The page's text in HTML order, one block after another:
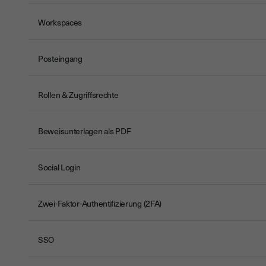
Workspaces
Posteingang
Rollen & Zugriffsrechte
Beweisunterlagen als PDF
Social Login
Zwei-Faktor-Authentifizierung (2FA)
SSO